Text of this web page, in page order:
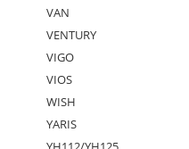
VAN
VENTURY
VIGO
VIOS
WISH
YARIS